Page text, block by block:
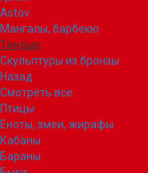
Astov
Мангалы, барбекю
Тандыр
Скульптуры из бронзы
Назад
Смотреть все
Птицы
Еноты, змеи, жирафы
Кабаны
Бараны